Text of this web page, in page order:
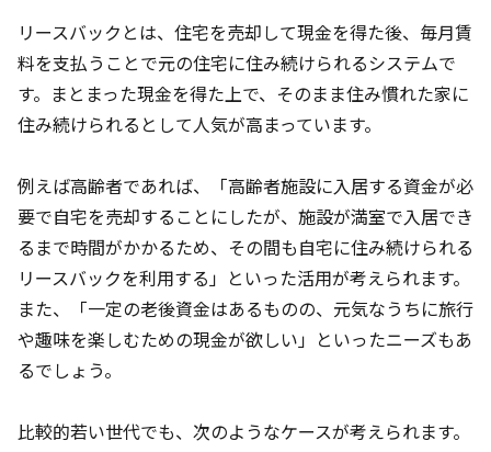
リースバックとは、住宅を売却して現金を得た後、毎月賃
料を支払うことで元の住宅に住み続けられるシステムで
す。まとまった現金を得た上で、そのまま住み慣れた家に
住み続けられるとして人気が高まっています。
例えば高齢者であれば、「高齢者施設に入居する資金が必
要で自宅を売却することにしたが、施設が満室で入居でき
るまで時間がかかるため、その間も自宅に住み続けられる
リースバックを利用する」といった活用が考えられます。
また、「一定の老後資金はあるものの、元気なうちに旅行
や趣味を楽しむための現金が欲しい」といったニーズもあ
るでしょう。
比較的若い世代でも、次のようなケースが考えられます。